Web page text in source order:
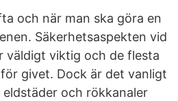
och när man ska göra en
Säkerhetsaspekten vid
väldigt viktig och de flesta
givet. Dock är det vanligt
och rökkanaler